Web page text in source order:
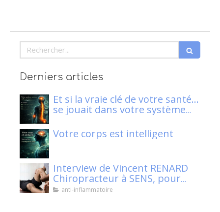
Rechercher
Derniers articles
Et si la vraie clé de votre santé…
se jouait dans votre système
Votre corps est intelligent
Interview de Vincent RENARD
Chiropracteur à SENS, pour
Klaser.
anti-inflammatoire